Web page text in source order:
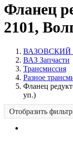
Фланец
2101,
ВАЗОВСКИЙ -
ВАЗ Запчасти
Трансмиссия
Разное
Фланец
уп.)
Отобразить